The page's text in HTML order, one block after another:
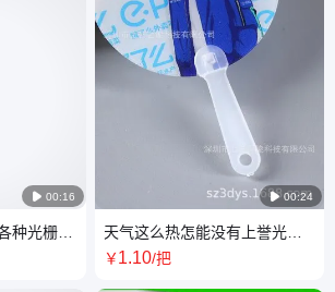
 00:16
种光栅3D
 00:24
天气这么热怎能没有上誉光栅
广告扇为企业量身定 做3D动画
￥1.10/把